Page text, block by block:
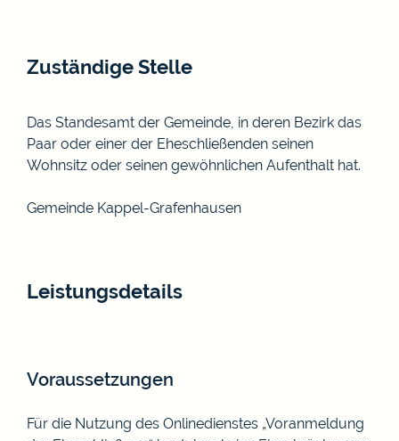
Zuständige Stelle
Das Standesamt der Gemeinde, in deren Bezirk das
Paar oder einer der Eheschließenden seinen
Wohnsitz oder seinen gewöhnlichen Aufenthalt hat.
Gemeinde Kappel-Grafenhausen
Leistungsdetails
Voraussetzungen
Für die Nutzung des Onlinedienstes „Voranmeldung